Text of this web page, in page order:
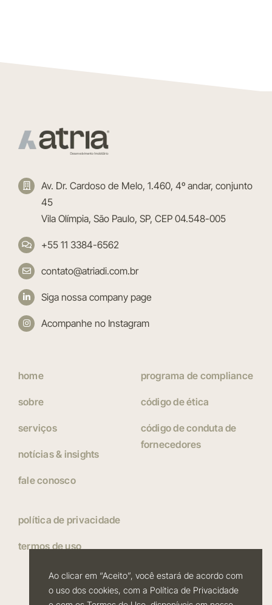
Av. Dr. Cardoso de Melo, 1.460, 4º andar, conjunto
Vila Olímpia, São Paulo, SP, CEP 04.548-005
+55 11 3384-6562
contato@atriadi.com.br
Siga nossa company page
Acompanhe no Instagram
sobre
serviços
notícias & insights
fale conosco
código de ética
código de conduta de
termos de uso
reservados.
Ao clicar em “Aceito”, você estará de acordo com
o uso dos cookies, com a Política de Privacidade